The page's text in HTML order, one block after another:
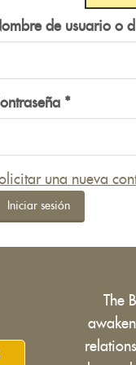
de usuario o
*
una nueva
Iniciar sesión
The